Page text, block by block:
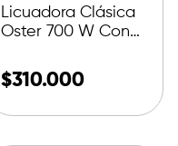
Licuadora Clásica
Oster 700 W Con
$310.000